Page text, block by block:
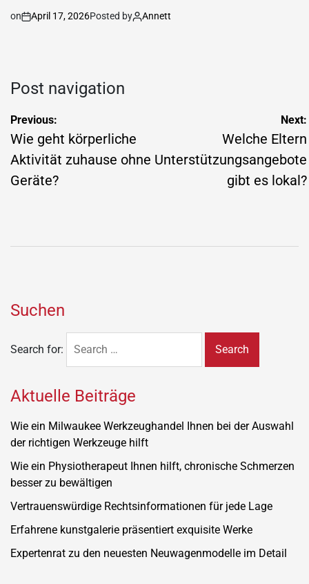
on April 17, 2026Posted by Annett
Post navigation
Previous:
Wie geht körperliche
Aktivität zuhause ohne
Geräte?
Next:
Welche Eltern
Unterstützungsangebote
gibt es lokal?
Suchen
Search for:
Aktuelle Beiträge
Wie ein Milwaukee Werkzeughandel Ihnen bei der Auswahl
der richtigen Werkzeuge hilft
Wie ein Physiotherapeut Ihnen hilft, chronische Schmerzen
besser zu bewältigen
Vertrauenswürdige Rechtsinformationen für jede Lage
Erfahrene kunstgalerie präsentiert exquisite Werke
Expertenrat zu den neuesten Neuwagenmodelle im Detail